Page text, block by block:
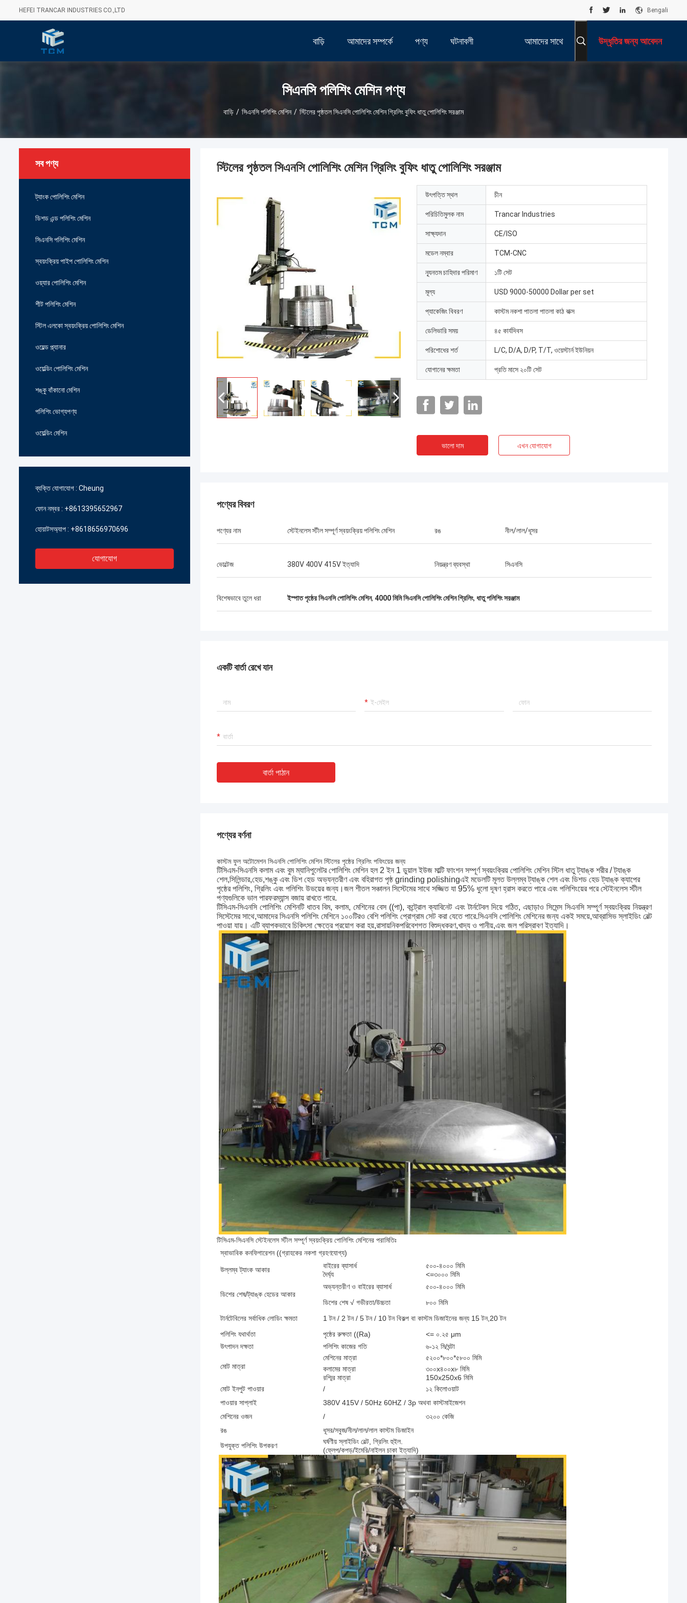
HEFEI TRANCAR INDUSTRIES CO.,LTD Bengali
বাড়ি আমাদের সম্পর্কে পণ্য ঘটনাবলী আমাদের সাথে উদ্ধৃতির জন্য আবেদন
সিএনসি পলিশিং মেশিন পণ্য
বাড়ি / সিএনসি পলিশিং মেশিন / স্টিলের পৃষ্ঠতল সিএনসি পোলিশিং মেশিন গ্রিলিং বুফিং ধাতু পোলিশিং সরঞ্জাম
সব পণ্য
ট্যাংক পোলিশিং মেশিন
ডিশড এন্ড পলিশিং মেশিন
সিএনসি পলিশিং মেশিন
স্বয়ংক্রিয় পাইপ পোলিশিং মেশিন
ওয়্যার পোলিশিং মেশিন
শীট পলিশিং মেশিন
স্টিল এলকো স্বয়ংক্রিয় পোলিশিং মেশিন
ওয়েল্ড প্ল্যানার
ওয়েল্ডিং পোলিশিং মেশিন
শঙ্কু বাঁকানো মেশিন
পলিশিং ভোগ্যপণ্য
ওয়েল্ডিং মেশিন
ব্যক্তি যোগাযোগ : Cheung
ফোন নম্বর : +8613395652967
হোয়াটসঅ্যাপ : +8618656970696
যোগাযোগ
স্টিলের পৃষ্ঠতল সিএনসি পোলিশিং মেশিন গ্রিলিং বুফিং ধাতু পোলিশিং সরঞ্জাম
উৎপত্তি স্থল চীন
পরিচিতিমুলক নাম Trancar Industries
সাক্ষ্যদান CE/ISO
মডেল নম্বার TCM-CNC
ন্যূনতম চাহিদার পরিমাণ ১টি সেট
মূল্য USD 9000-50000 Dollar per set
প্যাকেজিং বিবরণ কাস্টম নকশা পাতলা পাতলা কাঠ বাক্স
ডেলিভারি সময় ৪৫ কার্যদিবস
পরিশোধের শর্ত L/C, D/A, D/P, T/T, ওয়েস্টার্ন ইউনিয়ন
যোগানের ক্ষমতা প্রতি মাসে ২০টি সেট
ভালো দাম এখন যোগাযোগ
পণ্যের বিবরণ
পণ্যের নাম স্টেইনলেস স্টীল সম্পূর্ণ স্বয়ংক্রিয় পলিশিং মেশিন রঙ নীল/লাল/ধূসর
ভোল্টেজ 380V 400V 415V ইত্যাদি নিয়ন্ত্রণ ব্যবস্থা সিএনসি
বিশেষভাবে তুলে ধরা ইস্পাত পৃষ্ঠের সিএনসি পোলিশিং মেশিন, 4000 মিমি সিএনসি পোলিশিং মেশিন গ্রিলিং, ধাতু পলিশিং সরঞ্জাম
একটি বার্তা রেখে যান
বার্তা পাঠান
পণ্যের বর্ণনা
কাস্টম ফুল অটোমেশন সিএনসি পোলিশিং মেশিন স্টিলের পৃষ্ঠের গ্রিলিং পফিংয়ের জন্য
টিসিএম-সিএনসি কলাম এবং বুম ম্যানিপুলেটর পোলিশিং মেশিন হল 2 ইন 1 ডুয়াল ইউজ মাল্টি ফাংশন সম্পূর্ণ স্বয়ংক্রিয় পোলিশিং মেশিন স্টিল ধাতু ট্যাঙ্ক শরীর / ট্যাঙ্ক
শেল,সিলিন্ডার,হেড,শঙ্কু এবং ডিশ হেড অভ্যন্তরীণ এবং বহিরাগত পৃষ্ঠ grinding polishingএই মডেলটি মূলত উল্লম্ব ট্যাঙ্ক শেল এবং ডিশড হেড ট্যাঙ্ক ক্যাপের
পৃষ্ঠের পলিশিং, গ্রিলিং এবং পলিশিং উভয়ের জন্য।জল শীতল সঞ্চালন সিস্টেমের সাথে সজ্জিত যা 95% ধুলো দূষণ হ্রাস করতে পারে এবং পলিশিংয়ের পরে স্টেইনলেস স্টীল
পণ্যগুলিকে ভাল পারফরম্যান্স বজায় রাখতে পারে.
টিসিএম-সিএনসি পোলিশিং মেশিনটি ধাতব বিম, কলাম, মেশিনের বেস ((পা), কন্ট্রোল ক্যাবিনেট এবং টার্নটেবল দিয়ে গঠিত, এছাড়াও সিমেন্স সিএনসি সম্পূর্ণ স্বয়ংক্রিয় নিয়ন্ত্রণ
সিস্টেমের সাথে,আমাদের সিএনসি পলিশিং মেশিনে ১০০টিরও বেশি পলিশিং প্রোগ্রাম সেট করা যেতে পারে.সিএনসি পোলিশিং মেশিনের জন্য একই সময়ে,আব্রাসিভ স্লাইডিং বেল্ট
পাওয়া যায়। এটি ব্যাপকভাবে চিকিৎসা ক্ষেত্রে প্রয়োগ করা হয়,রাসায়নিকপরিবেশগত বিশুদ্ধকরণ,খাদ্য ও পানীয়,এবং জল পরিস্রাবণ ইত্যাদি।
টিসিএম-সিএনসি স্টেইনলেস স্টীল সম্পূর্ণ স্বয়ংক্রিয় পোলিশিং মেশিনের পরামিতিঃ
স্বাভাবিক কনফিগারেশন ((গ্রাহকের নকশা গ্রহণযোগ্য)
উল্লম্ব ট্যাংক আকার বাইরের ব্যাসার্ধ
৫০০-৪০০০ মিমি
দৈর্ঘ্য
<=৩০০০ মিমি
ডিশের শেষ/ট্যাঙ্ক হেডের আকার
অভ্যন্তরীণ ও বাইরের ব্যাসার্ধ
৫০০-৪০০০ মিমি
ডিশের শেষ √ গভীরতা/উচ্চতা
৮০০ মিমি
টার্নটেবিলের সর্বাধিক লোডিং ক্ষমতা
1 টন / 2 টন / 5 টন / 10 টন বিকল্প বা কাস্টম ডিজাইনের জন্য 15 টন,20 টন
পলিশিং যথার্থতা
পৃষ্ঠের রুক্ষতা ((Ra)
<= ০.২৫ μm
উৎপাদন দক্ষতা
পলিশিং কাজের গতি ৬-১২ মি/ঘন্টা
মোট মাত্রা
মেশিনের মাত্রা
৫২০০*৮০০*৫৮০০ মিমি
কলামের মাত্রা
৩০০x৪০০x৮ মিমি
রশ্মির মাত্রা
150x250x6 মিমি
মোট ইনপুট পাওয়ার
/
১২ কিলোওয়াট
পাওয়ার সাপ্লাই
380V 415V / 50Hz 60HZ / 3p অথবা কাস্টমাইজেশন
মেশিনের ওজন
/
৩২০০ কেজি
রঙ
ধূসর/সবুজ/নীল/লাল/লাল কাস্টম ডিজাইন
উপযুক্ত পলিশিং উপকরণ
ঘর্ষণীয় স্লাইডিং বেল্ট, গ্রিলিং হুইল.
(ফ্লেপ/কপড়/ইমেরি/নাইলন চাকা ইত্যাদি)